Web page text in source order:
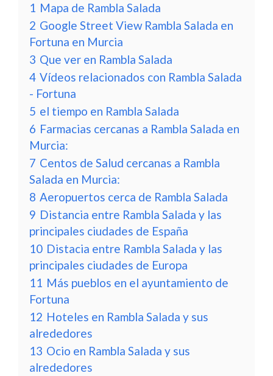
1 Mapa de Rambla Salada
2 Google Street View Rambla Salada en
Fortuna en Murcia
3 Que ver en Rambla Salada
4 Vídeos relacionados con Rambla Salada
- Fortuna
5 el tiempo en Rambla Salada
6 Farmacias cercanas a Rambla Salada en
Murcia:
7 Centos de Salud cercanas a Rambla
Salada en Murcia:
8 Aeropuertos cerca de Rambla Salada
9 Distancia entre Rambla Salada y las
principales ciudades de España
10 Distacia entre Rambla Salada y las
principales ciudades de Europa
11 Más pueblos en el ayuntamiento de
Fortuna
12 Hoteles en Rambla Salada y sus
alrededores
13 Ocio en Rambla Salada y sus
alrededores